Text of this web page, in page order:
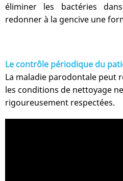
éliminer les bactéries
redonner à la gencive une
Le contrôle périodique du
La maladie parodontale peut
les conditions de nettoyage
rigoureusement respectées.